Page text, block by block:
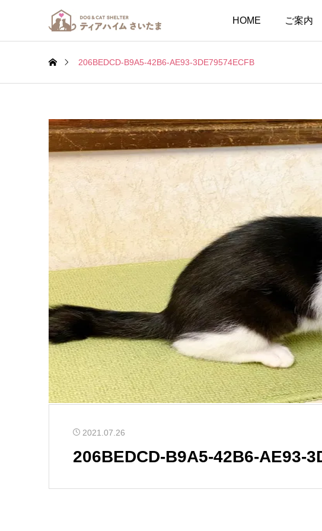
HOME ご案内
206BEDCD-B9A5-42B6-AE93-3DE79574ECFB
2021.07.26
206BEDCD-B9A5-42B6-AE93-